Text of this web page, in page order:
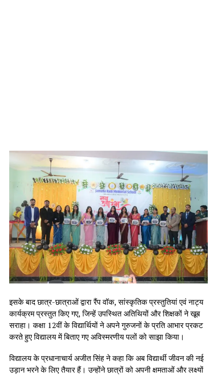
इसके बाद छात्र-छात्राओं द्वारा रैंप वॉक, सांस्कृतिक प्रस्तुतियां एवं नाट्य
कार्यक्रम प्रस्तुत किए गए, जिन्हें उपस्थित अतिथियों और शिक्षकों ने खूब
सराहा। कक्षा 12वीं के विद्यार्थियों ने अपने गुरुजनों के प्रति आभार प्रकट
करते हुए विद्यालय में बिताए गए अविस्मरणीय पलों को साझा किया।
विद्यालय के प्रधानाचार्य अजीत सिंह ने कहा कि अब विद्यार्थी जीवन की नई
उड़ान भरने के लिए तैयार हैं। उन्होंने छात्रों को अपनी क्षमताओं और लक्ष्यों